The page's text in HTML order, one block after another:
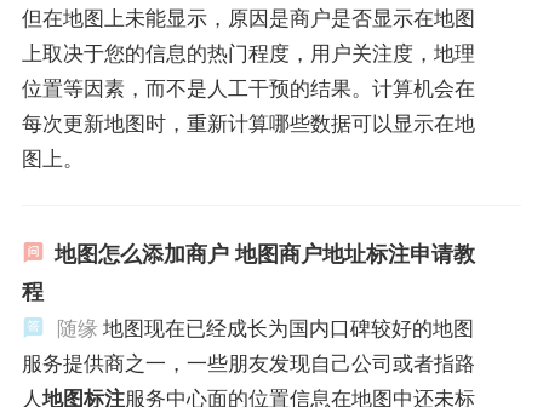
但在地图上未能显示，原因是商户是否显示在地图
上取决于您的信息的热门程度，用户关注度，地理
位置等因素，而不是人工干预的结果。计算机会在
每次更新地图时，重新计算哪些数据可以显示在地
图上。
地图怎么添加商户 地图商户地址标注申请教
程
随缘地图现在已经成长为国内口碑较好的地图
服务提供商之一，一些朋友发现自己公司或者指路
人地图标注服务中心面的位置信息在地图中还未标